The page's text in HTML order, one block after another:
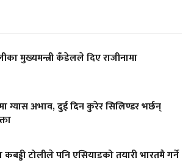
मुख्यमन्त्री कँडेलले दिए राजीनामा
ग्यास अभाव, दुई दिन कुरेर सिलिण्डर भर्छन्
कबड्डी टोलीले पनि एसियाडको तयारी भारतमै गर्ने